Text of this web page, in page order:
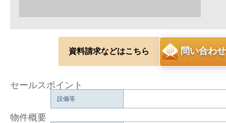
資料請求などはこちら 問い合わ
セールスポイント
設備等
物件概要